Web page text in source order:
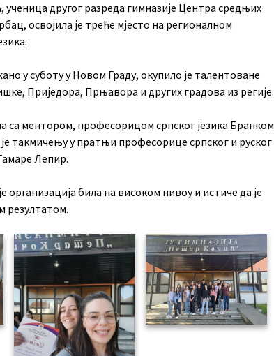
другог разреда гимназије Центра средњих
освојила је треће мјесто на регионалном
у суботу у Новом Граду, окупило је талентоване
Приједора, Прњавора и других градова из регије.
са ментором, професорицом српског језика Бранком
такмичењу у пратњи професорице српског и руског
Лепир.
организација била на високом нивоу и истиче да је
резултатом.